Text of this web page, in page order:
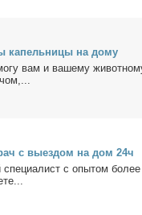
ка­пель­ни­цы на до­му
вам и ва­ше­му
с вы­ез­дом на дом 24ч
с опы­том